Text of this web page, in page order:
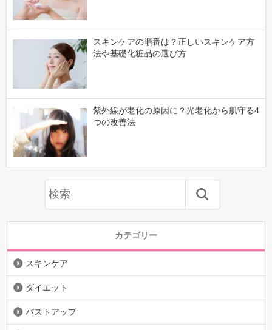
スキンケアの順番は？正しいスキンケア方
法や基礎化粧品の選び方
紫外線が老化の原因に？光老化から肌守る4
つの改善法
カテゴリー
スキンケア
ダイエット
バストアップ